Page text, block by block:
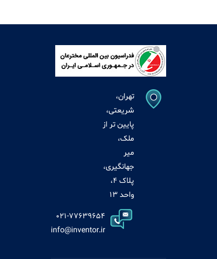
تهران،
شریعتی،
پایین تر از
ملک،
میر
جهانگیری،
پلاک 4،
واحد 13
021-77639654
info@inventor.ir